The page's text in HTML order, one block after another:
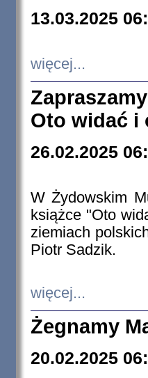
13.03.2025
więcej...
Oto widać i
26.02.2025
W Żydowskim
książce "Oto
ziemiach
Piotr Sadzik.
więcej...
Żegnamy
20.02.2025